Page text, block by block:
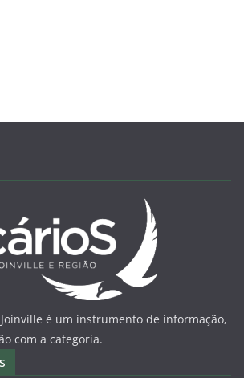
Joinville é um instrumento de informação,
com a categoria.